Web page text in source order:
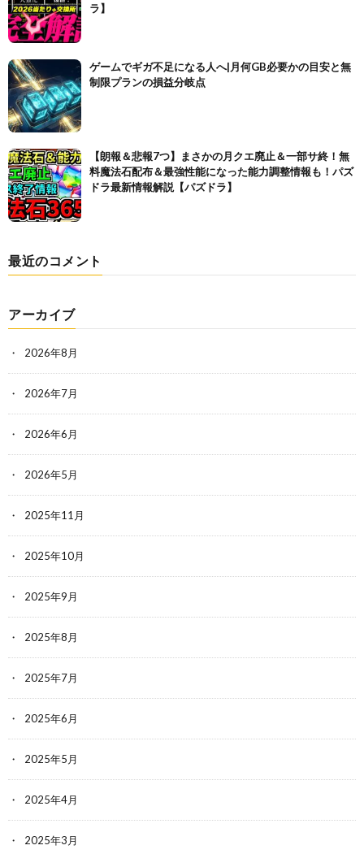
ラ】
ゲームでギガ不足になる人へ|月何GB必要かの目安と無
制限プランの損益分岐点
【朗報＆悲報7つ】まさかの月クエ廃止＆一部サ終！無
料魔法石配布＆最強性能になった能力調整情報も！パズ
ドラ最新情報解説【パズドラ】
最近のコメント
アーカイブ
2026年8月
2026年7月
2026年6月
2026年5月
2025年11月
2025年10月
2025年9月
2025年8月
2025年7月
2025年6月
2025年5月
2025年4月
2025年3月